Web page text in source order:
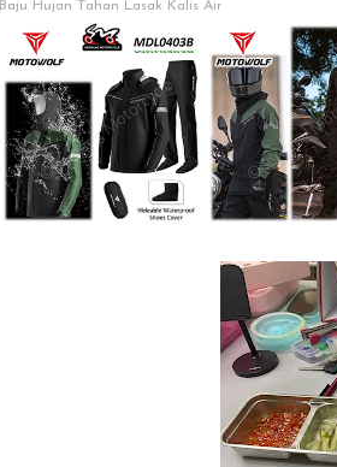
Baju Hujan Tahan Lasak Kalis Air